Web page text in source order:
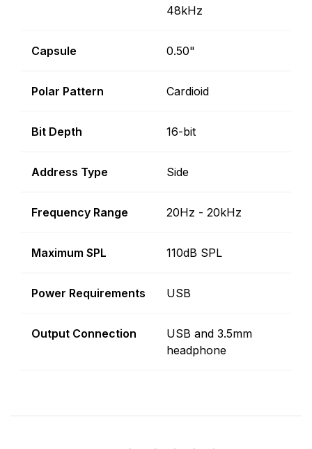
48kHz
Capsule 0.50"
Polar Pattern Cardioid
Bit Depth 16-bit
Address Type Side
Frequency Range 20Hz - 20kHz
Maximum SPL 110dB SPL
Power Requirements USB
Output Connection
USB and 3.5mm
headphone